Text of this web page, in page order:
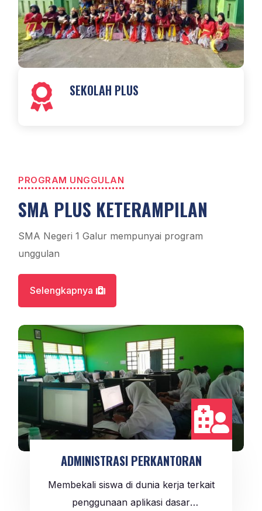
 SEKOLAH PLUS
PROGRAM UNGGULAN
SMA PLUS KETERAMPILAN
SMA Negeri 1 Galur mempunyai program
unggulan
Selengkapnya

ADMINISTRASI PERKANTORAN
Membekali siswa di dunia kerja terkait
penggunaan aplikasi dasar